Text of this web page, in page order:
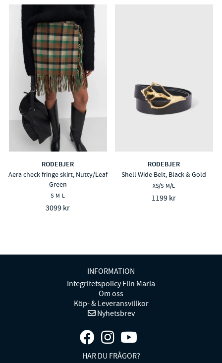
RODEBJER
Aera check fringe skirt, Nutty/Leaf
Green
S M L
3099 kr
RODEBJER
Shell Wide Belt, Black & Gold
XS/S M/L
1199 kr
INFORMATION
Integritetspolicy Elin Maria
Om oss
Köp- & Leveransvillkor
Nyhetsbrev
HAR DU FRÅGOR?